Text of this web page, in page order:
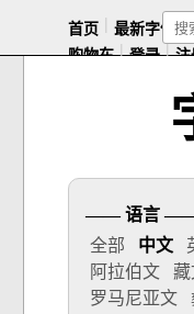
首页 | 最新字体 |
购物车 | 登录 | 注
—— 语言
全部
中文
阿拉伯文
藏
罗马尼亚文